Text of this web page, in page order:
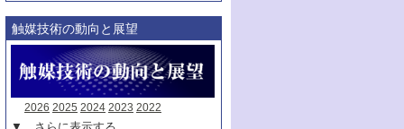
触媒技術の動向と展望
2026 2025 2024 2023 2022